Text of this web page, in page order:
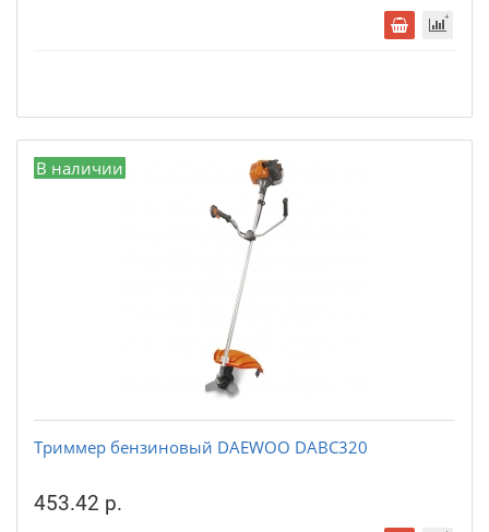
В наличии
Триммер бензиновый DAEWOO DABC320
453.42 р.